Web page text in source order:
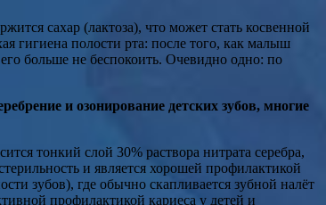
сахар (лактоза), что может стать косвенной
гигиена полости рта: после того, как малыш
больше не беспокоить. Очевидно одно: по
и озонирование детских зубов, многие
тонкий слой 30% раствора нитрата серебра,
и является хорошей профилактикой
зубов), где обычно скапливается зубной налёт
профилактикой кариеса у детей и